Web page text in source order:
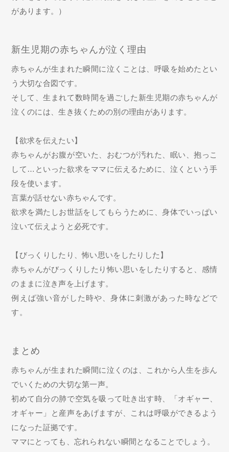
があります。）
新生児期の赤ちゃんが泣く理由
赤ちゃんが生まれた瞬間に泣くことは、呼吸を始めたとい
う大切な合図です。
そして、生まれて数時間を過ごした新生児期の赤ちゃんが
泣くのには、生き抜くための別の理由があります。
【欲求を伝えたい】
赤ちゃんがお腹が空いた、おむつが汚れた、眠い、抱っこ
して…といった欲求をママに伝えるために、泣くという手
段を使います。
言葉が話せない赤ちゃんです。
欲求を満たしお世話をしてもらうために、身体でいっぱい
泣いて伝えようと必死です。
【びっくりしたり、怖い思いをしたりした】
赤ちゃんがびっくりしたり怖い思いをしたりすると、感情
のままに泣き声を上げます。
例えば強い音がした時や、身体に刺激があった時などで
す。
まとめ
赤ちゃんが生まれた瞬間に泣くのは、これから人生を歩ん
でいくための大切な第一声。
初めて自分の肺で空気を吸って吐き出す時、「オギャー、
オギャー」と産声をあげますが、これは呼吸ができるよう
になった証拠です。
ママにとっても、忘れられない瞬間となることでしょう。